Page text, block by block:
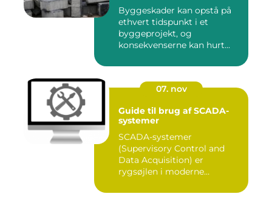
Byggeskader kan opstå på
ethvert tidspunkt i et
byggeprojekt, og
konsekvenserne kan hurt...
07. nov
Guide til brug af SCADA-
systemer
SCADA-systemer
(Supervisory Control and
Data Acquisition) er
rygsøjlen i moderne